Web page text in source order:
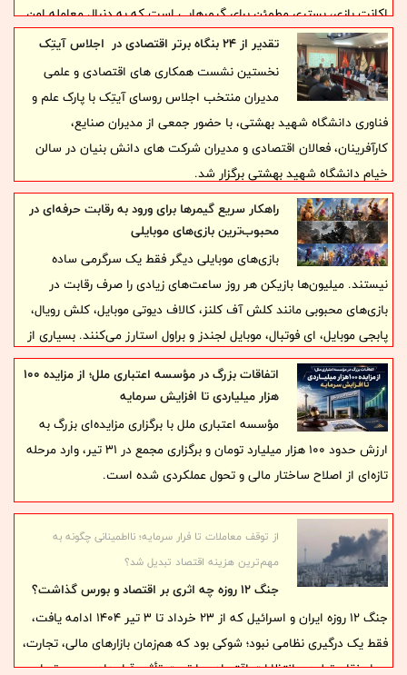
اکانت بازی، بستری مطمئن برای گیمرهایی است که به دنبال معامله امن
و حرفه‌ای هستند.
تقدیر از ۲۴ بنگاه برتر اقتصادی در اجلاس آیتِک
نخستین نشست همکاری های اقتصادی و علمی
مدیران منتخب اجلاس روسای آیتِک با پارک علم و
فناوری دانشگاه شهید بهشتی، با حضور جمعی از مدیران صنایع،
کارآفرینان، فعالان اقتصادی و مدیران شرکت های دانش بنیان در سالن
خیام دانشگاه شهید بهشتی برگزار شد.
راهکار سریع گیمرها برای ورود به رقابت حرفه‌ای در
محبوب‌ترین بازی‌های موبایلی
بازی‌های موبایلی دیگر فقط یک سرگرمی ساده
نیستند. میلیون‌ها بازیکن هر روز ساعت‌های زیادی را صرف رقابت در
بازی‌های محبوبی مانند کلش آف کلنز، کالاف دیوتی موبایل، کلش رویال،
پابجی موبایل، ای فوتبال، موبایل لجندز و براول استارز می‌کنند. بسیاری از
گیمرها علاقه دارند بدون اتلاف زمان و عبور از مراحل ابتدایی، مستقیماً
وارد رقابت‌های جدی و سطح بالا شوند.
اتفاقات بزرگ در مؤسسه اعتباری ملل؛ از مزایده ۱۰۰
هزار میلیاردی تا افزایش سرمایه
مؤسسه اعتباری ملل با برگزاری مزایده‌ای بزرگ به
ارزش حدود ۱۰۰ هزار میلیارد تومان و برگزاری مجمع در ۳۱ تیر، وارد مرحله
تازه‌ای از اصلاح ساختار مالی و تحول عملکردی شده است.
از توقف معاملات تا فرار سرمایه؛ نااطمینانی چگونه به
مهم‌ترین هزینه اقتصاد تبدیل شد؟
جنگ ۱۲ روزه چه اثری بر اقتصاد و بورس گذاشت؟
جنگ ۱۲ روزه ایران و اسرائیل که از ۲۳ خرداد تا ۳ تیر ۱۴۰۴ ادامه یافت،
فقط یک درگیری نظامی نبود؛ شوکی بود که هم‌زمان بازارهای مالی، تجارت،
حمل‌ونقل، تولید و انتظارات اقتصادی را تحت تأثیر قرار داد. بورس تهران